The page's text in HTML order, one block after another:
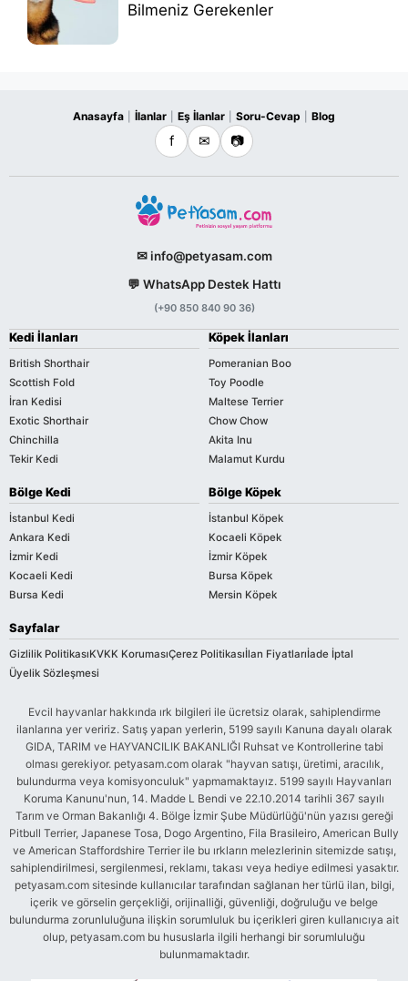
Bilmeniz Gerekenler
Anasayfa İlanlar Eş İlanlar Soru-Cevap Blog
f ✉ 📷
✉ info@petyasam.com
💬 WhatsApp Destek Hattı
(+90 850 840 90 36)
Kedi İlanları
British Shorthair
Scottish Fold
İran Kedisi
Exotic Shorthair
Chinchilla
Tekir Kedi
Köpek İlanları
Pomeranian Boo
Toy Poodle
Maltese Terrier
Chow Chow
Akita Inu
Malamut Kurdu
Bölge Kedi
İstanbul Kedi
Ankara Kedi
İzmir Kedi
Kocaeli Kedi
Bursa Kedi
Bölge Köpek
İstanbul Köpek
Kocaeli Köpek
İzmir Köpek
Bursa Köpek
Mersin Köpek
Sayfalar
Gizlilik PolitikasıKVKK KorumasıÇerez Politikasıİlan Fiyatlarıİade İptal
Üyelik Sözleşmesi
Evcil hayvanlar hakkında ırk bilgileri ile ücretsiz olarak, sahiplendirme
ilanlarına yer veririz. Satış yapan yerlerin, 5199 sayılı Kanuna dayalı olarak
GIDA, TARIM ve HAYVANCILIK BAKANLIĞI Ruhsat ve Kontrollerine tabi
olması gerekiyor. petyasam.com olarak "hayvan satışı, üretimi, aracılık,
bulundurma veya komisyonculuk" yapmamaktayız. 5199 sayılı Hayvanları
Koruma Kanunu'nun, 14. Madde L Bendi ve 22.10.2014 tarihli 367 sayılı
Tarım ve Orman Bakanlığı 4. Bölge İzmir Şube Müdürlüğü'nün yazısı gereği
Pitbull Terrier, Japanese Tosa, Dogo Argentino, Fila Brasileiro, American Bully
ve American Staffordshire Terrier ile bu ırkların melezlerinin sitemizde satışı,
sahiplendirilmesi, sergilenmesi, reklamı, takası veya hediye edilmesi yasaktır.
petyasam.com sitesinde kullanıcılar tarafından sağlanan her türlü ilan, bilgi,
içerik ve görselin gerçekliği, orijinalliği, güvenliği, doğruluğu ve belge
bulundurma zorunluluğuna ilişkin sorumluluk bu içerikleri giren kullanıcıya ait
olup, petyasam.com bu hususlarla ilgili herhangi bir sorumluluğu
bulunmamaktadır.